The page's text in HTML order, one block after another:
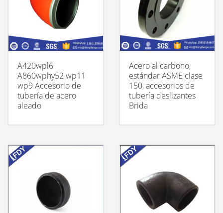
A420wpl6
A860wphy52 wp11
wp9 Accesorio de
tubería de acero
aleado
Acero al carbono,
estándar ASME clase
150, accesorios de
tubería deslizantes
Brida